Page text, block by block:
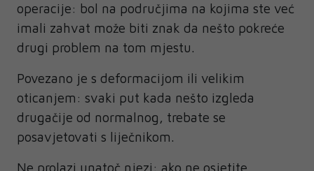
operacije: bol na područjima na kojima ste već
imali zahvat može biti znak da nešto pokreće
drugi problem na tom mjestu.
Povezano je s deformacijom ili velikim
oticanjem: svaki put kada nešto izgleda
drugačije od normalnog, trebate se
posavjetovati s liječnikom.
Ne prolazi unatoč njezi: ako ne osjetite